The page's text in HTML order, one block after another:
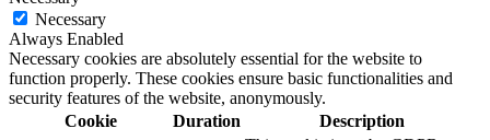
Necessary
Always Enabled
Necessary cookies are absolutely essential for the website to
function properly. These cookies ensure basic functionalities and
security features of the website, anonymously.
Cookie
Duration Description